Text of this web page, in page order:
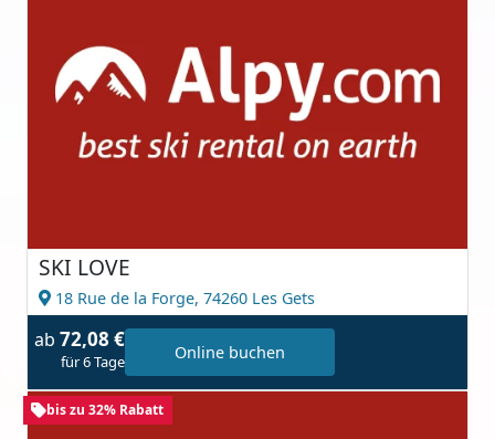
SKI LOVE
18 Rue de la Forge, 74260 Les Gets
ab 72,08 €
für 6 Tage Online buchen
bis zu 32% Rabatt